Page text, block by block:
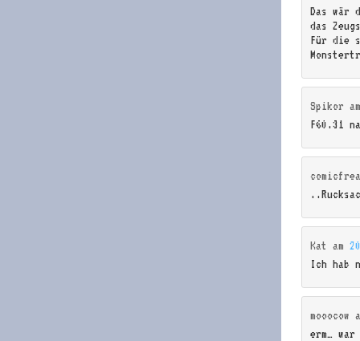
Das wär
das
Für die
Spikor
F60.31
Kat am
Ich hab
mooocow
erm…